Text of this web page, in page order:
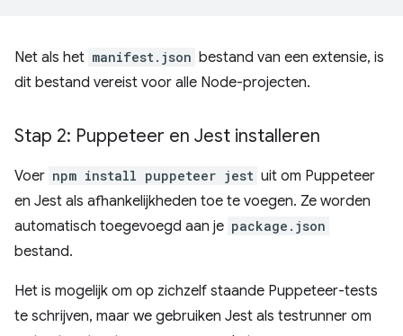
Net als het manifest.json bestand van een extensie, is
dit bestand vereist voor alle Node-projecten.
Stap 2: Puppeteer en Jest installeren
Voer npm install puppeteer jest uit om Puppeteer
en Jest als afhankelijkheden toe te voegen. Ze worden
automatisch toegevoegd aan je package.json
bestand.
Het is mogelijk om op zichzelf staande Puppeteer-tests
te schrijven, maar we gebruiken Jest als testrunner om